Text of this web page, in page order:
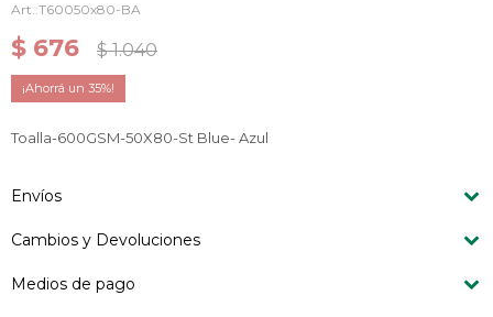
T60050x80-BA
$ 676 $ 1.040
35
Toalla-600GSM-50X80-St Blue- Azul
Envíos
Cambios y Devoluciones
Medios de pago